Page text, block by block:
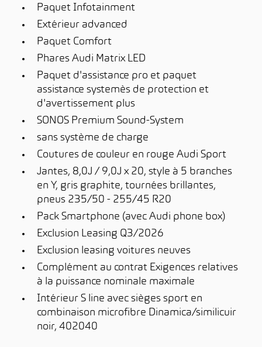
Paquet Infotainment
Extérieur advanced
Paquet Comfort
Phares Audi Matrix LED
Paquet d'assistance pro et paquet
assistance systemès de protection et
d'avertissement plus
SONOS Premium Sound-System
sans système de charge
Coutures de couleur en rouge Audi Sport
Jantes, 8,0J / 9,0J x 20, style à 5 branches
en Y, gris graphite, tournées brillantes,
pneus 235/50 - 255/45 R20
Pack Smartphone (avec Audi phone box)
Exclusion Leasing Q3/2026
Exclusion leasing voitures neuves
Complément au contrat Exigences relatives
à la puissance nominale maximale
Intérieur S line avec sièges sport en
combinaison microfibre Dinamica/similicuir
noir, 402040